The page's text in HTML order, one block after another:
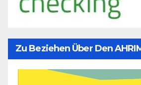
Zu Beziehen Über Den